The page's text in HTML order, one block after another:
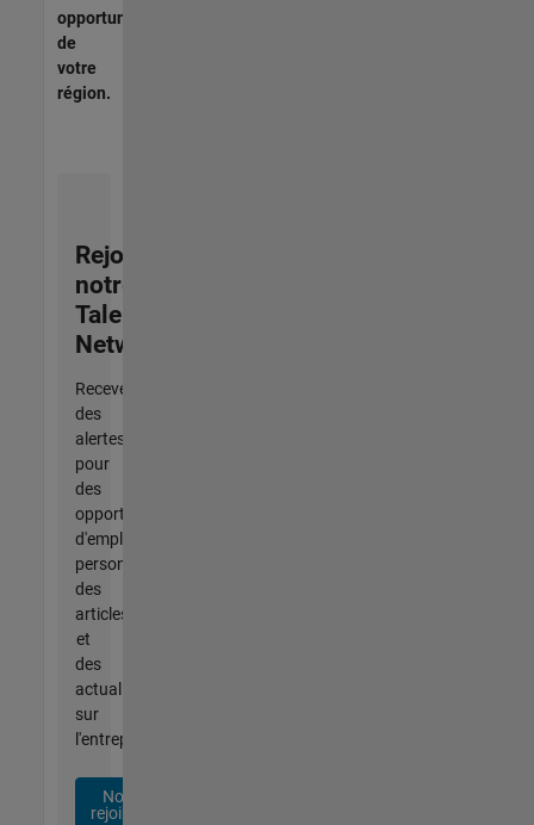
opportunités
de
votre
région.
Rejoignez
notre
Talent
Network
Recevez
des
alertes
pour
des
opportunités
d'emploi
personnalisées,
des
articles
et
des
actualités
sur
l'entreprise.
Nous
rejoindre